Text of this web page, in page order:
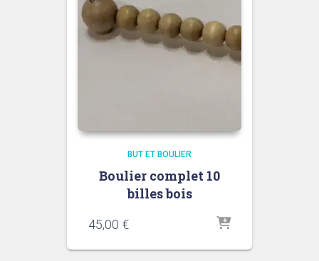
BUT ET BOULIER
Boulier complet 10
billes bois
45,00 €